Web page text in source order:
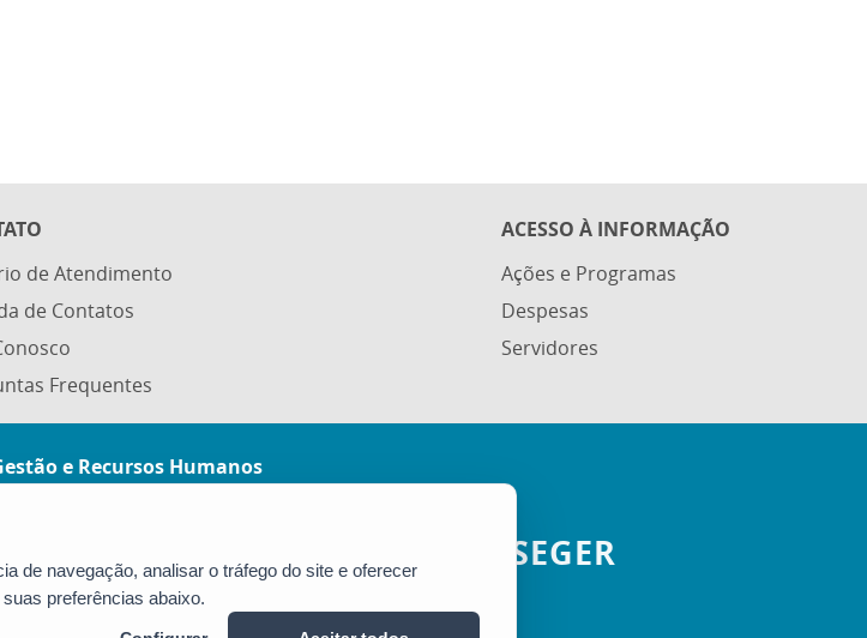
de Atendimento
de Contatos
Frequentes
ACESSO À INFORMAÇÃO
Ações e Programas
Despesas
Servidores
e Recursos Humanos
160 - Vitória / ES
5201 / 3636-5202
SEGER
de navegação, analisar o tráfego do site e oferecer
preferências abaixo.